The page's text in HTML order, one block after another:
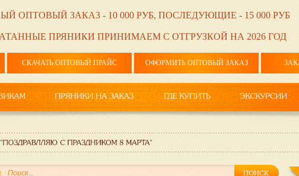
ОПТОВЫЙ ЗАКАЗ - 10 000 РУБ, ПОСЛЕДУЮЩИЕ - 15 000 РУБ
ПРЯНИКИ ПРИНИМАЕМ С ОТГРУЗКОЙ НА 2026 ГОД
СКАЧАТЬ ОПТОВЫЙ ПРАЙС ОФОРМИТЬ ОПТОВЫЙ ЗАКАЗ